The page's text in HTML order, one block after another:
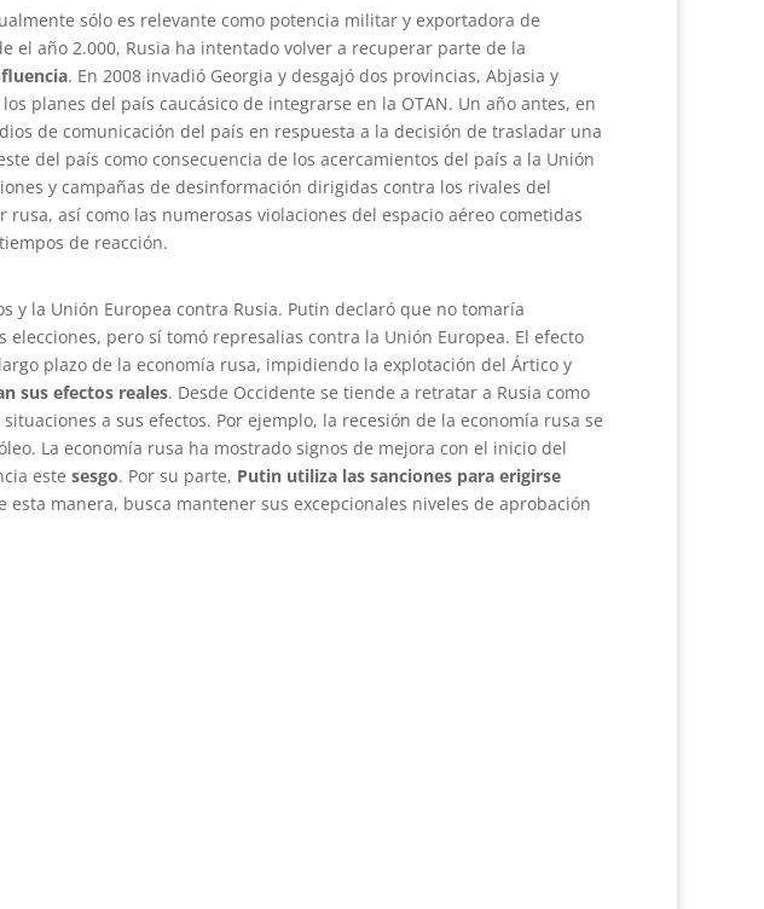
sólo es relevante como potencia militar y exportadora de
año 2.000, Rusia ha intentado volver a recuperar parte de la
. En 2008 invadió Georgia y desgajó dos provincias, Abjasia y
planes del país caucásico de integrarse en la OTAN. Un año antes, en
de comunicación del país en respuesta a la decisión de trasladar una
del país como consecuencia de los acercamientos del país a la Unión
y campañas de desinformación dirigidas contra los rivales del
así como las numerosas violaciones del espacio aéreo cometidas
de reacción.
y la Unión Europea contra Rusia. Putin declaró que no tomaría
pero sí tomó represalias contra la Unión Europea. El efecto
plazo de la economía rusa, impidiendo la explotación del Ártico y
sus efectos reales. Desde Occidente se tiende a retratar a Rusia como
a sus efectos. Por ejemplo, la recesión de la economía rusa se
La economía rusa ha mostrado signos de mejora con el inicio del
este sesgo. Por su parte, Putin utiliza las sanciones para erigirse
esta manera, busca mantener sus excepcionales niveles de aprobación